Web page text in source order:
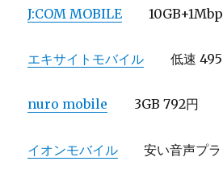
J:COM MOBILE
エキサイトモバイル 低速 495
nuro mobile 3GB 792円
イオンモバイル 安い音声プラ